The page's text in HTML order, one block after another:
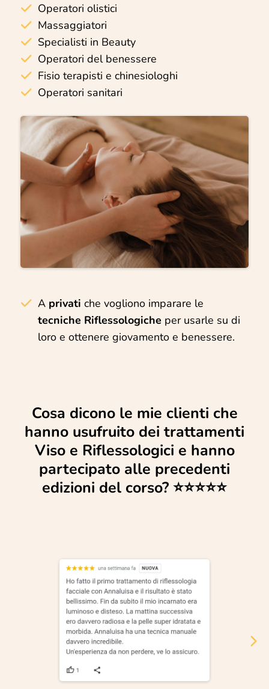
Operatori olistici
Massaggiatori
Specialisti in Beauty
Operatori del benessere
Fisio terapisti e chinesiologhi
Operatori sanitari
A privati che vogliono imparare le
tecniche Riflessologiche per usarle su di
loro e ottenere giovamento e benessere.
Cosa dicono le mie clienti che
hanno usufruito dei trattamenti
Viso e Riflessologici e hanno
partecipato alle precedenti
edizioni del corso? ⭐️⭐️⭐️⭐️⭐️